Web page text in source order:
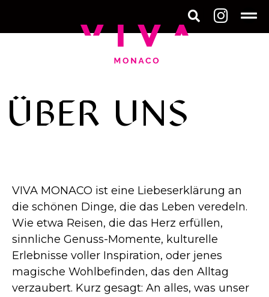
ÜBER UNS
VIVA MONACO ist eine Liebeserklärung an
die schönen Dinge, die das Leben veredeln.
Wie etwa Reisen, die das Herz erfüllen,
sinnliche Genuss-Momente, kulturelle
Erlebnisse voller Inspiration, oder jenes
magische Wohlbefinden, das den Alltag
verzaubert. Kurz gesagt: An alles, was unser